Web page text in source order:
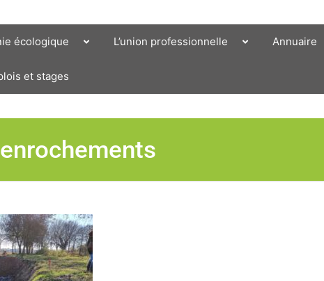
écologique L’union professionnelle Annuaire
et stages